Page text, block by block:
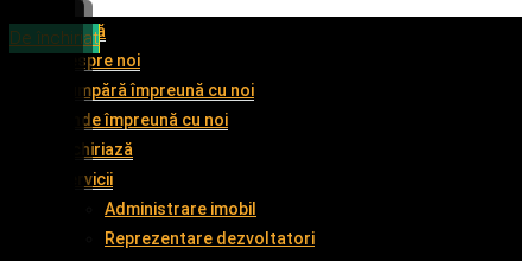
Acasă
Despre noi
Cumpără împreună cu noi
Vinde împreună cu noi
Închiriază
Servicii
Administrare imobil
Reprezentare dezvoltatori
De vânzare
De vânzare
De vânzare
De închiriat